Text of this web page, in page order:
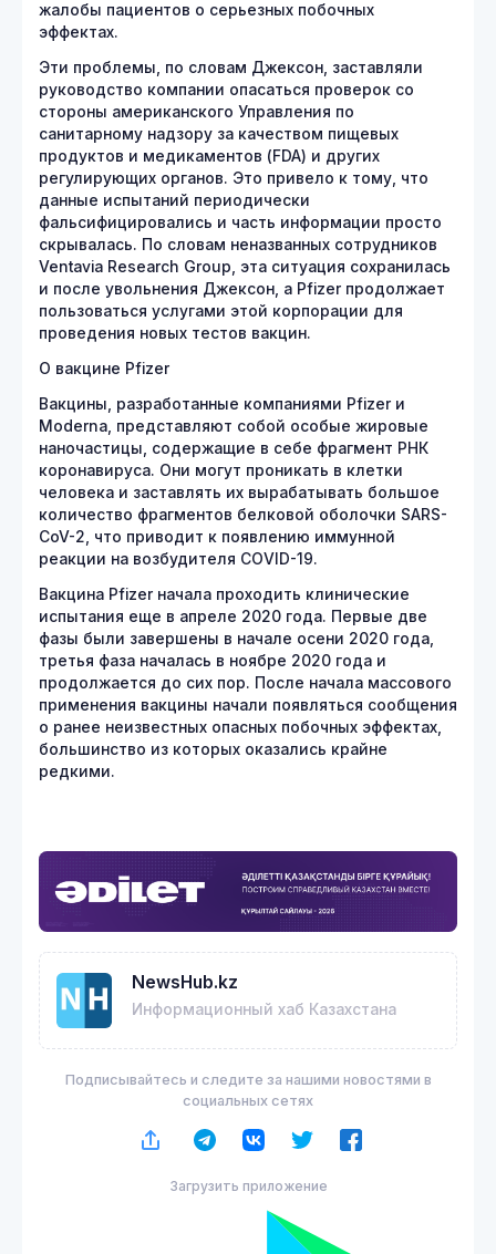
жалобы пациентов о серьезных побочных
эффектах.
Эти проблемы, по словам Джексон, заставляли
руководство компании опасаться проверок со
стороны американского Управления по
санитарному надзору за качеством пищевых
продуктов и медикаментов (FDA) и других
регулирующих органов. Это привело к тому, что
данные испытаний периодически
фальсифицировались и часть информации просто
скрывалась. По словам неназванных сотрудников
Ventavia Research Group, эта ситуация сохранилась
и после увольнения Джексон, а Pfizer продолжает
пользоваться услугами этой корпорации для
проведения новых тестов вакцин.
О вакцине Pfizer
Вакцины, разработанные компаниями Pfizer и
Moderna, представляют собой особые жировые
наночастицы, содержащие в себе фрагмент РНК
коронавируса. Они могут проникать в клетки
человека и заставлять их вырабатывать большое
количество фрагментов белковой оболочки SARS-
CoV-2, что приводит к появлению иммунной
реакции на возбудителя COVID-19.
Вакцина Pfizer начала проходить клинические
испытания еще в апреле 2020 года. Первые две
фазы были завершены в начале осени 2020 года,
третья фаза началась в ноябре 2020 года и
продолжается до сих пор. После начала массового
применения вакцины начали появляться сообщения
о ранее неизвестных опасных побочных эффектах,
большинство из которых оказались крайне
редкими.
NewsHub.kz
Информационный хаб Казахстана
Подписывайтесь и следите за нашими новостями в
социальных сетях
Загрузить приложение